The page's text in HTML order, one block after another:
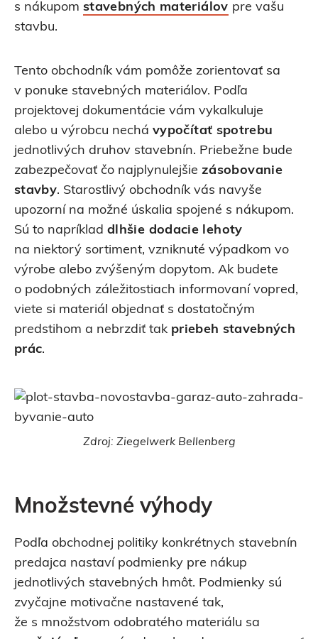
s nákupom stavebných materiálov pre vašu
stavbu.
Tento obchodník vám pomôže zorientovať sa
v ponuke stavebných materiálov. Podľa
projektovej dokumentácie vám vykalkuluje
alebo u výrobcu nechá vypočítať spotrebu
jednotlivých druhov stavebnín. Priebežne bude
zabezpečovať čo najplynulejšie zásobovanie
stavby. Starostlivý obchodník vás navyše
upozorní na možné úskalia spojené s nákupom.
Sú to napríklad dlhšie dodacie lehoty
na niektorý sortiment, vzniknuté výpadkom vo
výrobe alebo zvýšeným dopytom. Ak budete
o podobných záležitostiach informovaní vopred,
viete si materiál objednať s dostatočným
predstihom a nebrzdiť tak priebeh stavebných
prác.
Zdroj: Ziegelwerk Bellenberg
Množstevné výhody
Podľa obchodnej politiky konkrétnych stavebnín
predajca nastaví podmienky pre nákup
jednotlivých stavebných hmôt. Podmienky sú
zvyčajne motivačne nastavené tak,
že s množstvom odobratého materiálu sa